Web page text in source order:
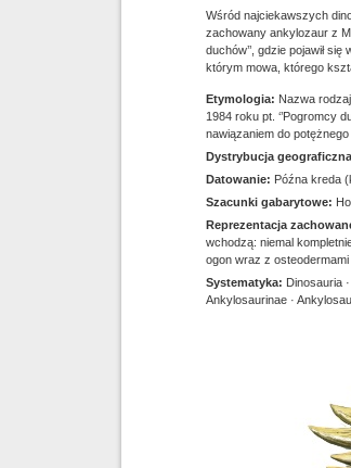
Wśród najciekawszych
zachowany ankylozaur z
duchów’’, gdzie pojawił
którym mowa, którego
Etymologia: Nazwa
1984 roku pt. ‘’Pogromcy
nawiązaniem do
Dystrybucja
Datowanie: Późna kreda
Szacunki gabarytowe:
Reprezentacja
wchodzą: niemal
ogon wraz z
Systematyka: Dinosauria
Ankylosaurinae ·